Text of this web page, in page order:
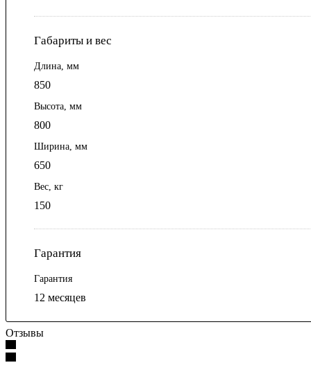
Габариты и вес
Длина, мм
850
Высота, мм
800
Ширина, мм
650
Вес, кг
150
Гарантия
Гарантия
12 месяцев
Отзывы